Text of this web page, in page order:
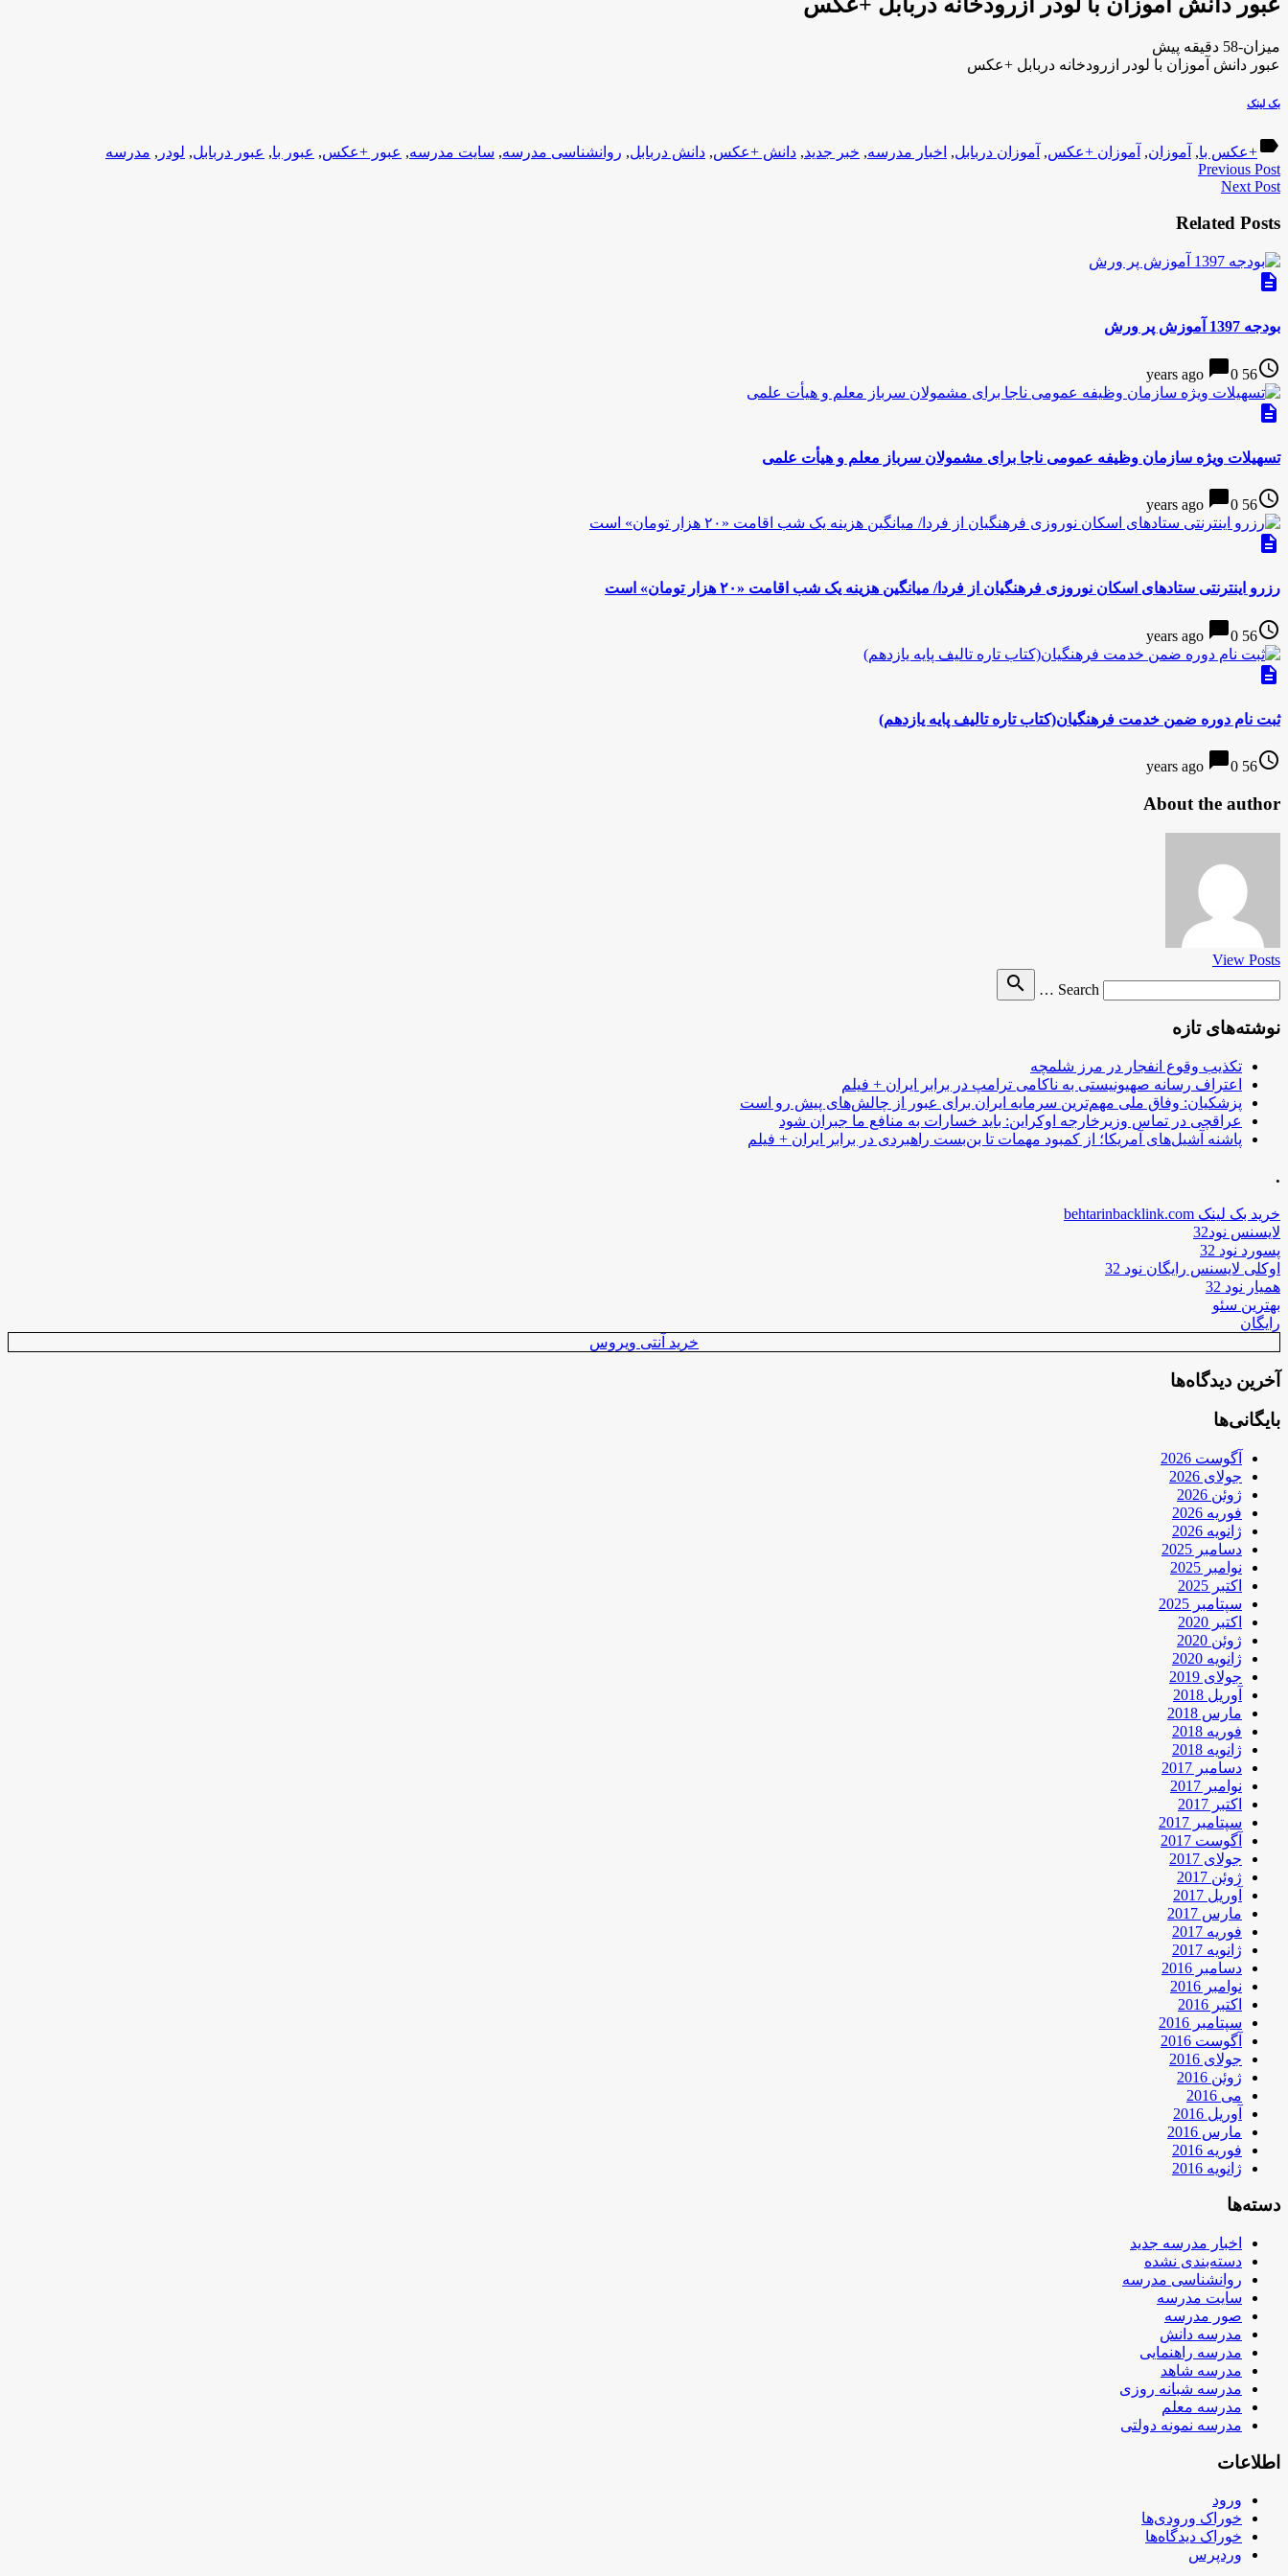
میزان-58 دقیقه پیش
عبور دانش آموزان با لودر ازرودخانه دربابل +عکس
بک لینک
label+عکس با, آموزان, آموزان +عکس, آموزان دربابل, اخبار مدرسه, خبر جدید, دانش +عکس, دانش دربابل, روانشناسی مدرسه, سایت مدرسه, عبور +عکس, عبور با, عبور دربابل, لودر , مدرسه
Previous Post
Next Post
Related Posts
description
بودجه 1397 آموزش پر ورش
access_time
56 years ago
chat_bubble0
description
تسهیلات ویژه سازمان وظیفه عمومی ناجا برای مشمولان سرباز معلم و هیأت علمی
access_time
56 years ago
chat_bubble0
description
رزرو اینترنتی ستادهای اسکان نوروزی فرهنگیان از فردا/ میانگین هزینه یک شب اقامت «۲۰ هزار تومان» است
access_time
56 years ago
chat_bubble0
description
ثبت نام دوره ضمن خدمت فرهنگیان(کتاب تاره تالیف پایه یازدهم)
access_time
56 years ago
chat_bubble0
About the author
View Posts
Search …
search
نوشته‌های تازه
تکذیب وقوع انفجار در مرز شلمچه
اعتراف رسانه صهیونیستی به ناکامی ترامپ در برابر ایران + فیلم
پزشکیان: وفاق ملی مهم‌ترین سرمایه ایران برای عبور از چالش‌های پیش رو است
عراقچی در تماس وزیرخارجه اوکراین: باید خسارات به منافع ما جبران شود
پاشنه آشیل‌های آمریکا؛ از کمبود مهمات تا بن‌بست راهبردی در برابر ایران + فیلم
.
خرید بک لینک behtarinbacklink.com
لایسنس نود32
پسورد نود 32
اوکلی لایسنس رایگان نود 32
همیار نود 32
بهترین سئو
رایگان
خرید آنتی ویروس
آخرین دیدگاه‌ها
بایگانی‌ها
آگوست 2026
جولای 2026
ژوئن 2026
فوریه 2026
ژانویه 2026
دسامبر 2025
نوامبر 2025
اکتبر 2025
سپتامبر 2025
اکتبر 2020
ژوئن 2020
ژانویه 2020
جولای 2019
آوریل 2018
مارس 2018
فوریه 2018
ژانویه 2018
دسامبر 2017
نوامبر 2017
اکتبر 2017
سپتامبر 2017
آگوست 2017
جولای 2017
ژوئن 2017
آوریل 2017
مارس 2017
فوریه 2017
ژانویه 2017
دسامبر 2016
نوامبر 2016
اکتبر 2016
سپتامبر 2016
آگوست 2016
جولای 2016
ژوئن 2016
می 2016
آوریل 2016
مارس 2016
فوریه 2016
ژانویه 2016
دسته‌ها
اخبار مدرسه جدید
دسته‌بندی نشده
روانشناسی مدرسه
سایت مدرسه
صور مدرسه
مدرسه دانش
مدرسه راهنمایی
مدرسه شاهد
مدرسه شبانه روزی
مدرسه معلم
مدرسه نمونه دولتی
اطلاعات
ورود
خوراک ورودی‌ها
خوراک دیدگاه‌ها
وردپرس